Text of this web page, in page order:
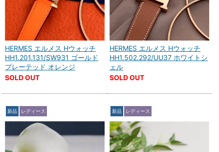
HERMES エルメス Hウォッチ
HH1.201.131/SW931 ゴールド
プレーテッド オレンジ
SOLD OUT
HERMES エルメス Hウォッチ
HH1.502.292/UU37 ホワイトシ
ェル
SOLD OUT
新品 レディース 新品 レディース